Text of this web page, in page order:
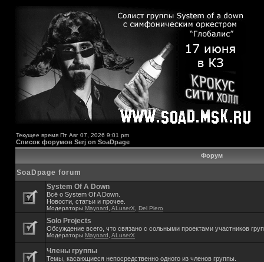
Текущее время Пт Авг 07, 2026 9:01 pm
Список форумов Serj on SoaDpage
Форум
SoaDpage forum
System Of A Down
Всё о System Of A Down.
Новости, статьи и прочее.
Модераторы Maynard ALuserX Del Piero
Solo Projects
Обсуждение всего, что связано с сольными проектами участников
Модераторы Maynard ALuserX
Члены группы
Темы, касающиеся непосредственно одного из членов группы.